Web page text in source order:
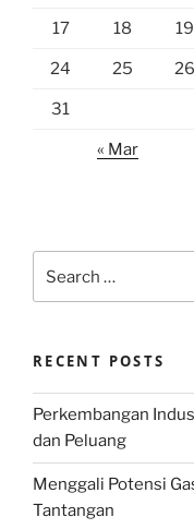
17 18 19
24 25 26
31
« Mar
for:
RECENT POSTS
Perkembangan
dan Peluang
Menggali Potensi
Tantangan